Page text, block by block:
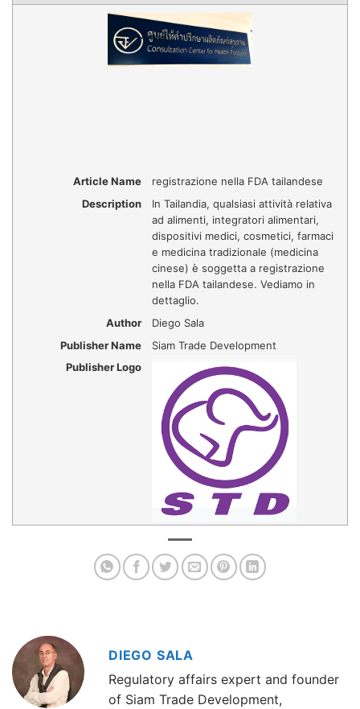
Article Name
registrazione nella FDA tailandese
Description
In Tailandia, qualsiasi attività relativa
ad alimenti, integratori alimentari,
dispositivi medici, cosmetici, farmaci
e medicina tradizionale (medicina
cinese) è soggetta a registrazione
nella FDA tailandese. Vediamo in
dettaglio.
Author
Diego Sala
Publisher Name
Siam Trade Development
Publisher Logo
DIEGO SALA
Regulatory affairs expert and founder
of Siam Trade Development,